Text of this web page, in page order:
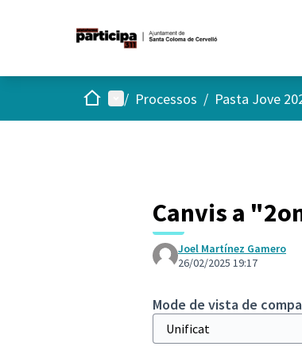
Inici Menú principal
/ Processos / Pasta Jove
Canvis a
Joel Martínez Gamero
26/02/2025 19:17
Mode de vista de